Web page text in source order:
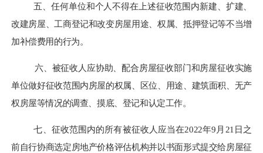
五、任何单位和个人不得在上述征收范围内新建、扩建、
改建房屋、工商登记和改变房屋用途、权属、抵押登记等不当增
加补偿费用的行为。
六、被征收人应协助、配合房屋征收部门和房屋征收实施
单位做好征收范围内房屋的权属、区位、用途、建筑面积、无产
权房屋等情况的调查、摸底、登记和认定工作。
七、征收范围内的所有被征收人应当在2022年9 月 21 日之
前自行协商选定房地产价格评估机构并以书面形式提交给房屋征